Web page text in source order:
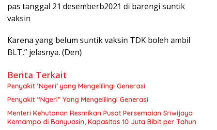
pas tanggal 21 desemberb2021 di barengi suntik
vaksin
Karena yang belum suntik vaksin TDK boleh ambil
BLT,” jelasnya. (Den)
Berita Terkait
Penyakit ‘Ngeri’ yang Mengelilingi Generasi
Penyakit “Ngeri” Yang Mengelilingi Generasi
Menteri Kehutanan Resmikan Pusat Persemaian Sriwijaya
Kemampo di Banyuasin, Kapasitas 10 Juta Bibit per Tahun